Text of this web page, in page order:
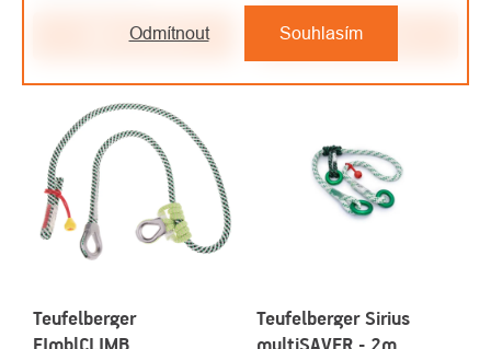
Odmítnout Souhlasím
Do košíku Do košíku
Teufelberger
Teufelberger Sirius